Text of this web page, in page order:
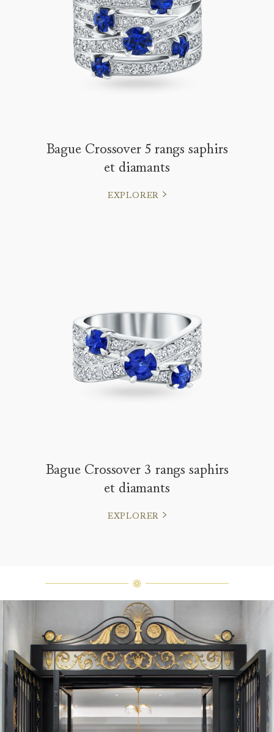
Bague Crossover 5 rangs saphirs
et diamants
EXPLORER
Bague Crossover 3 rangs saphirs
et diamants
EXPLORER